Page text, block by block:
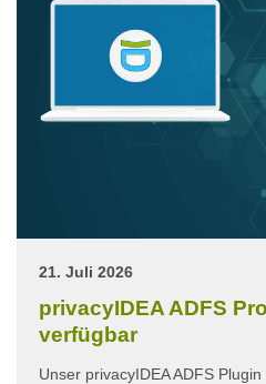
21. Juli 2026
privacyIDEA ADFS
verfügbar
Unser privacyIDEA ADFS